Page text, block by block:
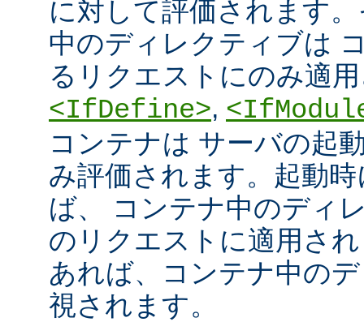
に対して評価されます
中のディレクティブは
るリクエストにのみ適
<IfDefine>,
コンテナは サーバの起
み評価されます。起動
ば、 コンテナ中のディ
のリクエストに適用さ
あれば、コンテナ中の
視されます。